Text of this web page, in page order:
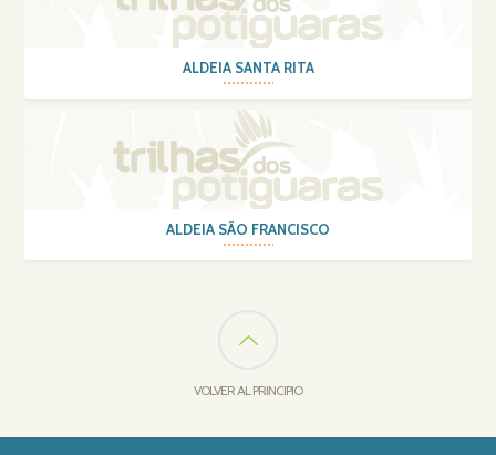
ALDEIA SANTA RITA
ALDEIA SÃO FRANCISCO
VOLVER AL PRINCIPIO